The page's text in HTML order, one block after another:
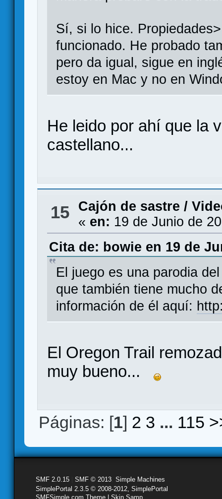
Sí, si lo hice.
funcionado. He probado
pero da igual, sigue en
estoy en Mac y no en
He leido por ahí que la
castellano...
15 Cajón de sastre /
« en: 19 de Junio de
Cita de: bowie en 19 de
El juego es una parodia
que también tiene mucho
información de él aquí:
El Oregon Trail
muy bueno...
Páginas: [1] 2 3 ... 115
SMF 2.0.15 SMF © 2013 Simple Machines
SimplePortal 2.3.5 © 2008-2012, SimplePortal
SMFSimple.com Theme | Skin Samp